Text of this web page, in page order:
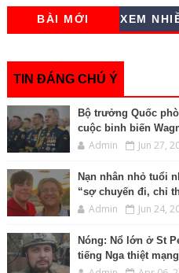
r
e
e
b
o
k
t
e
s
e
n
e
y
L
i
i
l
BÀI MỚI XEM
TIN ĐÁNG CHÚ Ý
Bộ trưởng Quốc
cuộc binh biến
Admin Jun 27,
Nạn nhân nhỏ tuổi
“sợ chuyến đi, chỉ
Admin Jun 24,
Nóng: Nổ lớn ở St
tiếng Nga thiệt mạng